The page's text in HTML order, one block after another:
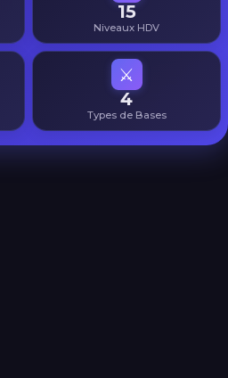
15
Niveaux HDV
⚔️
4
Types de Bases